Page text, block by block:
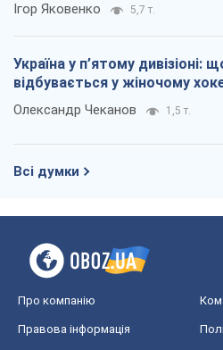
Ігор Яковенко 5,7 т.
Україна у п’ятому дивізіоні:
відбувається у жіночому
Олександр Чеканов 1,5 т.
Всі думки
Про компанію
Правова інформація